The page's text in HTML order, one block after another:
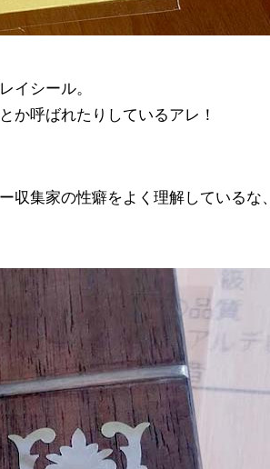
イシール。
か呼ばれたりしているアレ！
収集家の性癖をよく理解しているな、